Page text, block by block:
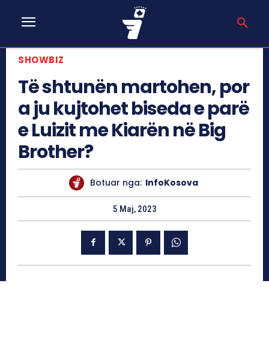
SHOWBIZ
Të shtunën martohen, por
a ju kujtohet biseda e parë
e Luizit me Kiarën në Big
Brother?
Botuar nga: InfoKosova
5 Maj, 2023